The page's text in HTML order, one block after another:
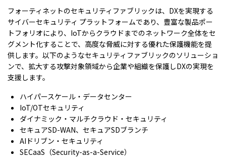
フォーティネットのセキュリティファブリックは、DXを実現する
サイバーセキュリティ プラットフォームであり、豊富な製品ポー
トフォリオにより、IoTからクラウドまでのネットワーク全体をセ
グメント化することで、高度な脅威に対する優れた保護機能を提
供します。以下のようなセキュリティファブリックのソリューショ
ンで、拡大する攻撃対象領域から企業や組織を保護しDXの実現を
支援します。
ハイパースケール・データセンター
IoT/OTセキュリティ
ダイナミック・マルチクラウド・セキュリティ
セキュアSD-WAN、セキュアSDブランチ
AIドリブン・セキュリティ
SECaaS（Security-as-a-Service）